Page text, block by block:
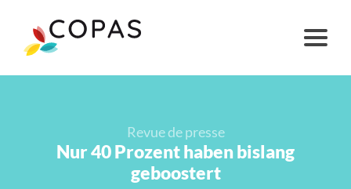
Revue de presse
Nur 40 Prozent haben bislang
geboostert